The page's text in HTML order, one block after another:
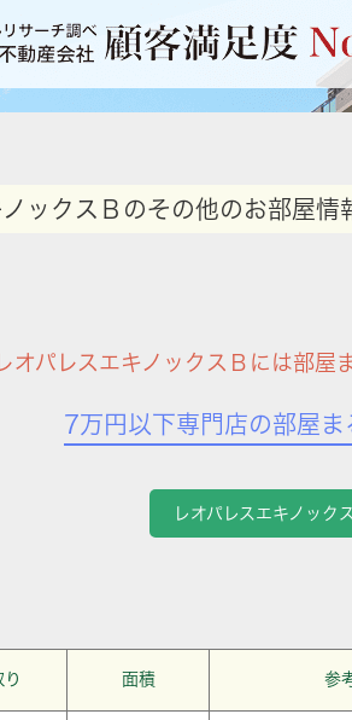
ノックスＢのその他のお部屋情
オパレスエキノックスＢには部屋
7万円以下専門店の部屋
レオパレスエキノック
り 面積 参